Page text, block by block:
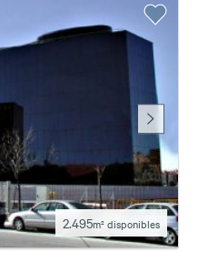
2.495m² disponibles